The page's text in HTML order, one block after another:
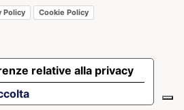
Policy Cookie Policy
relative alla privacy